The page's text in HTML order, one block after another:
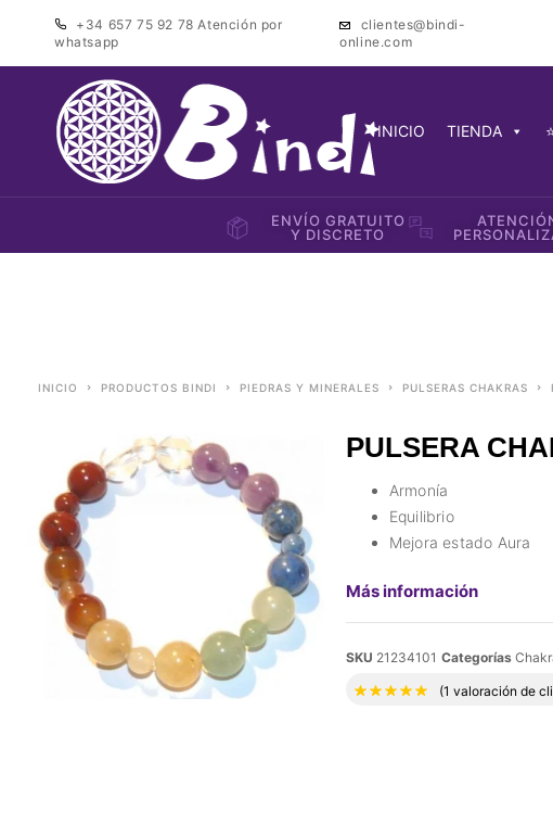
+34 657 75 92 78Atención por
whatsapp
clientes@bindi-
online.com
INICIO TIENDA
ENVÍO GRATUITO
Y DISCRETO
INICIO PRODUCTOS BINDI PIEDRAS Y MINERALES PULSERAS CHAKRAS
PULSERA
Armonía
Equilibrio
Mejora estado Aura
Más información
SKU 21234101 Categorías
Valorado con
(1 valoración de